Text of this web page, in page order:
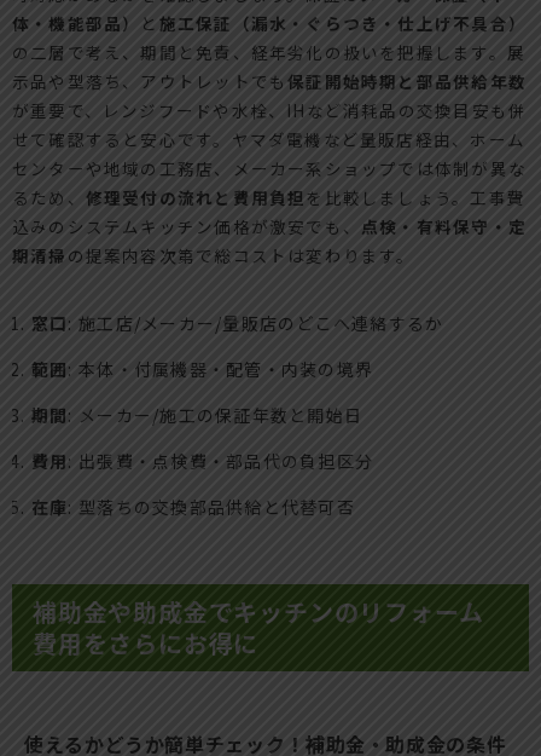
体・機能部品）
と 施工保証（漏水・ぐらつき・仕上げ不具合）
の二層で考え、期間と免責、経年劣化の扱いを把握します。展
示品や型落ち、アウトレットでも保証開始時期と部品供給年数
が重要で、レンジフードや水栓、IHなど消耗品の交換目安も併
せて確認すると安心です。ヤマダ電機など量販店経由、ホーム
センターや地域の工務店、メーカー系ショップでは体制が異な
るため、 修理受付の流れと費用負担 を比較しましょう。工事費
込みのシステムキッチン価格が激安でも、 点検・有料保守・定
期清掃 の提案内容次第で総コストは変わります。
窓口: 施工店/メーカー/量販店のどこへ連絡するか
範囲: 本体・付属機器・配管・内装の境界
期間: メーカー/施工の保証年数と開始日
費用: 出張費・点検費・部品代の負担区分
在庫: 型落ちの交換部品供給と代替可否
補助金や助成金でキッチンのリフォーム
費用をさらにお得に
使えるかどうか簡単チェック！補助金・助成金の条件